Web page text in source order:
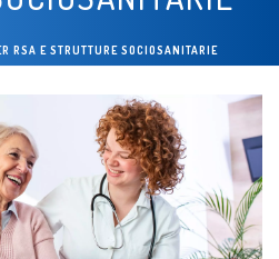
RSA E STRUTTURE SOCIOSANITARIE